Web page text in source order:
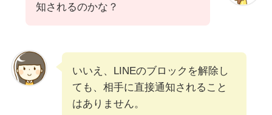
知されるのかな？
いいえ、LINEのブロックを解除し
ても、相手に直接通知されること
はありません。